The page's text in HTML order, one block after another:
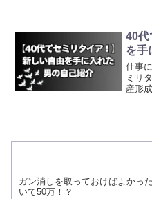
40代
を手
仕事
ミリ
産形
ガン消しを取っておけばよかっ
いて50万！？